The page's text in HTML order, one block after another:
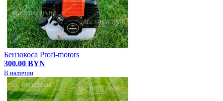
Бензокоса Profi-motors
300.00 BYN
В наличии